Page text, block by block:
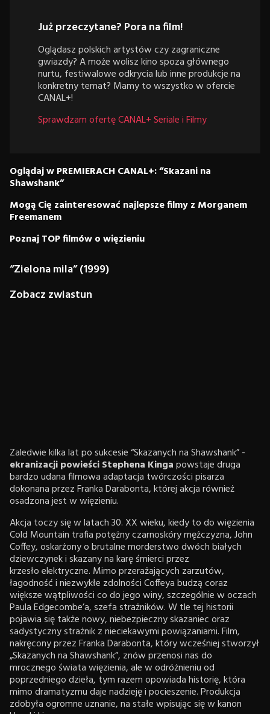
Już przeczytane? Pora na film!
Oglądasz polskich artystów czy zagraniczne
gwiazdy? A może wolisz kino spoza głównego
nurtu, festiwalowe odkrycia lub inne produkcje na
konkretny temat? Mamy to wszystko w ofercie
CANAL+!
Sprawdzam ofertę CANAL+ Seriale i Filmy
Oglądaj w PREMIERACH CANAL+: “Skazani na
Shawshank”
Mogą Cię zainteresować najlepsze filmy z Morganem
Freemanem
Poznaj TOP filmów o więzieniu
“Zielona mila” (1999)
Zobacz zwiastun
Zaledwie kilka lat po sukcesie “Skazanych na Shawshank” -
ekranizacji powieści Stephena Kingapowstaje druga
bardzo udana filmowa adaptacja twórczości pisarza
dokonana przez Franka Darabonta, której akcja również
osadzona jest w więzieniu.
Akcja toczy się w latach 30. XX wieku, kiedy to do więzienia
Cold Mountain trafia potężny czarnoskóry mężczyzna, John
Coffey, oskarżony o brutalne morderstwo dwóch białych
dziewczynek i skazany na karę śmierci przez
krzesło elektryczne. Mimo przerażających zarzutów,
łagodność i niezwykłe zdolności Coffeya budzą coraz
większe wątpliwości co do jego winy, szczególnie w oczach
Paula Edgecombe’a, szefa strażników. W tle tej historii
pojawia się także nowy, niebezpieczny skazaniec oraz
sadystyczny strażnik z nieciekawymi powiązaniami. Film,
nakręcony przez Franka Darabonta, który wcześniej stworzył
„Skazanych na Shawshank”, znów przenosi nas do
mrocznego świata więzienia, ale w odróżnieniu od
poprzedniego dzieła, tym razem opowiada historię, która
mimo dramatyzmu daje nadzieję i pocieszenie. Produkcja
zdobyła ogromne uznanie, na stałe wpisując się w kanon